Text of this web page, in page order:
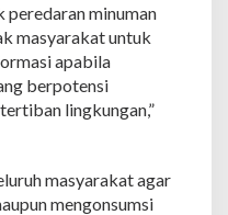
minuman
masyarakat untuk
apabila
berpotensi
lingkungan,”
masyarakat agar
mengonsumsi